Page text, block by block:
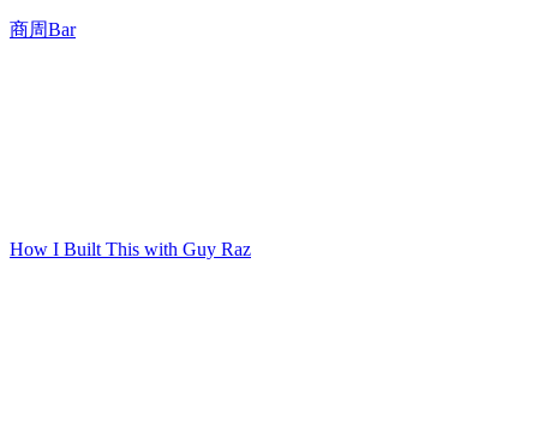
商周Bar
How I Built This with Guy Raz